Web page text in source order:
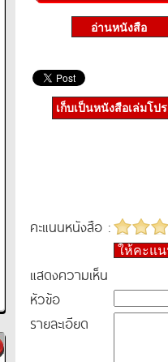
เก็บเป็นหนังสือเล่มโป
คะแนนหนังสือ :
ให้คะแ
แสดงความเห็น
หัวข้อ
รายละเอียด